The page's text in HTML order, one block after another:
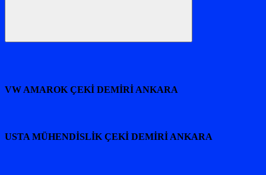
Ara
VW AMAROK ÇEKİ DEMİRİ ANKARA
USTA MÜHENDİSLİK ÇEKİ DEMİRİ ANKARA